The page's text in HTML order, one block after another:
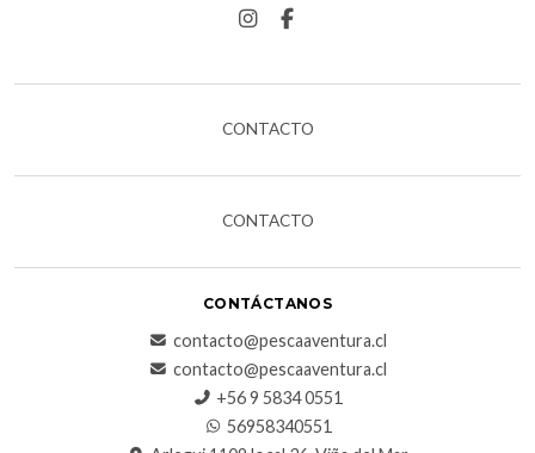
CONTACTO
CONTACTO
CONTÁCTANOS
contacto@pescaaventura.cl
contacto@pescaaventura.cl
+56 9 5834 0551
56958340551